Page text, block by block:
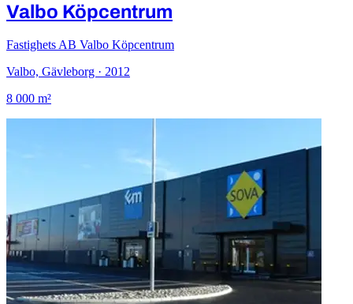
Valbo Köpcentrum
Fastighets AB Valbo Köpcentrum
Valbo, Gävleborg · 2012
8 000 m²